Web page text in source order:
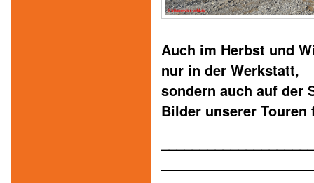
Auch im Herbst und
nur in der Werkstatt,
sondern auch auf der
Bilder unserer